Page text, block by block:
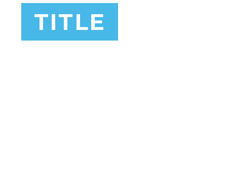
TITLE